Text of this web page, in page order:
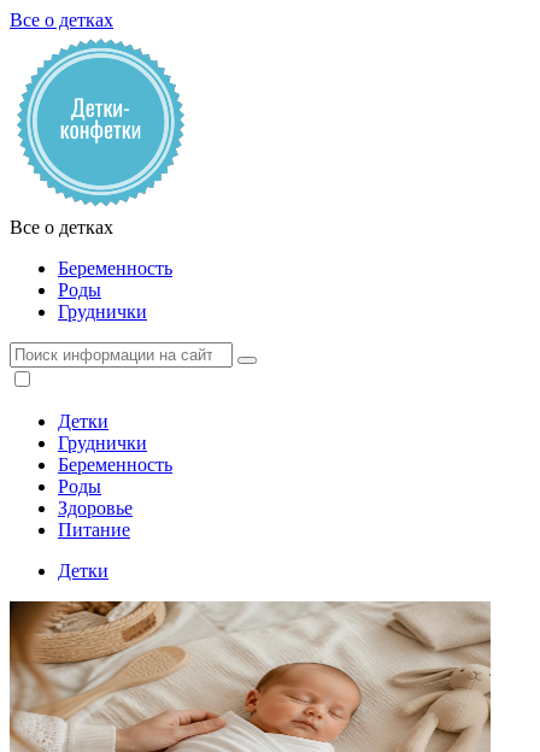
Все о детках
Все о детках
Беременность
Роды
Груднички
Детки
Груднички
Беременность
Роды
Здоровье
Питание
Детки